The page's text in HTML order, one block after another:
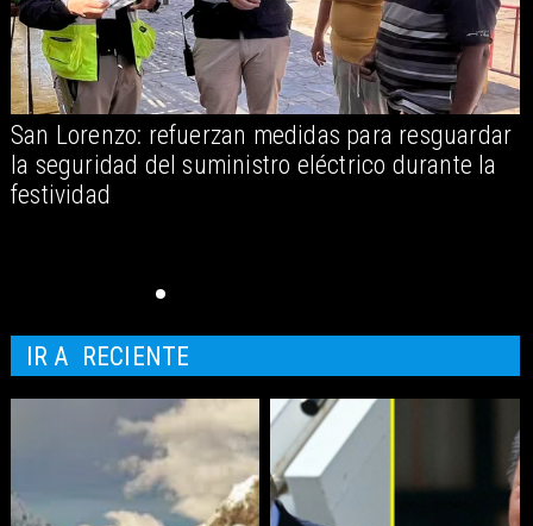
San Lorenzo: refuerzan medidas para resguardar
la seguridad del suministro eléctrico durante la
festividad
IR A RECIENTE